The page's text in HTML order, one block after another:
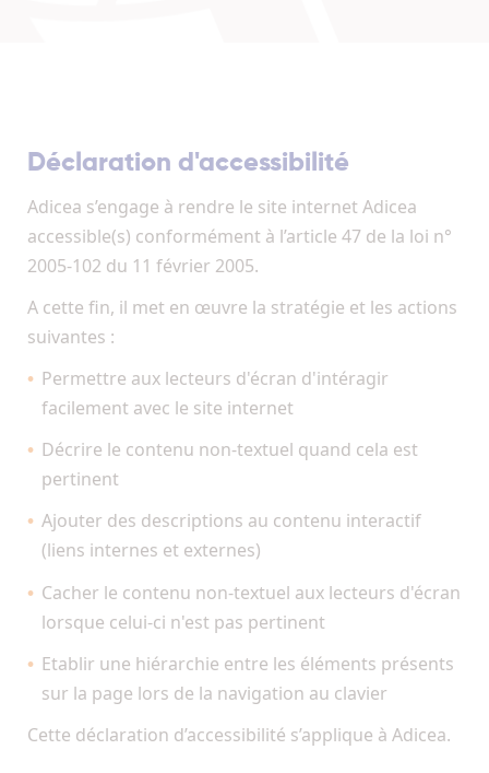
Déclaration d'accessibilité
Adicea s’engage à rendre le site internet Adicea
accessible(s) conformément à l’article 47 de la loi n°
2005-102 du 11 février 2005.
A cette fin, il met en œuvre la stratégie et les actions
suivantes :
Permettre aux lecteurs d'écran d'intéragir
facilement avec le site internet
Décrire le contenu non-textuel quand cela est
pertinent
Ajouter des descriptions au contenu interactif
(liens internes et externes)
Cacher le contenu non-textuel aux lecteurs d'écran
lorsque celui-ci n'est pas pertinent
Etablir une hiérarchie entre les éléments présents
sur la page lors de la navigation au clavier
Cette déclaration d’accessibilité s’applique à Adicea.